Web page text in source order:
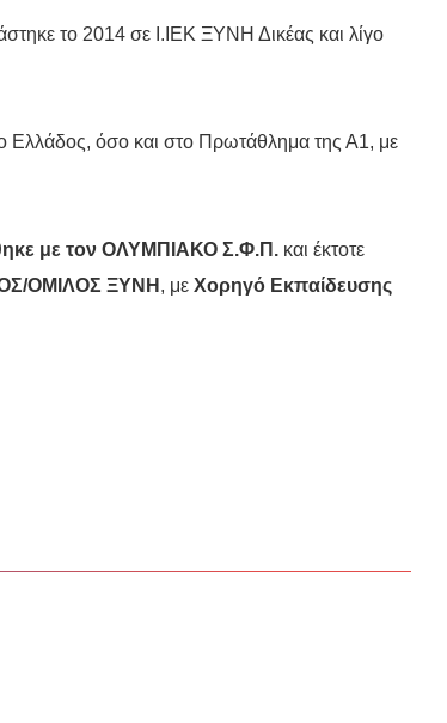
το 2014 σε Ι.ΙΕΚ ΞΥΝΗ Δικέας και λίγο
Ελλάδος, όσο και στο Πρωτάθλημα της Α1, με
με τον ΟΛΥΜΠΙΑΚΟ Σ.Φ.Π. και έκτοτε
ΟΜΙΛΟΣ ΞΥΝΗ , με Χορηγό Εκπαίδευσης